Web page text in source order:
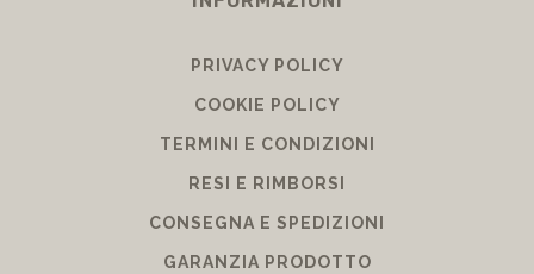
PRIVACY POLICY
COOKIE POLICY
TERMINI E CONDIZIONI
RESI E RIMBORSI
CONSEGNA E SPEDIZIONI
GARANZIA PRODOTTO